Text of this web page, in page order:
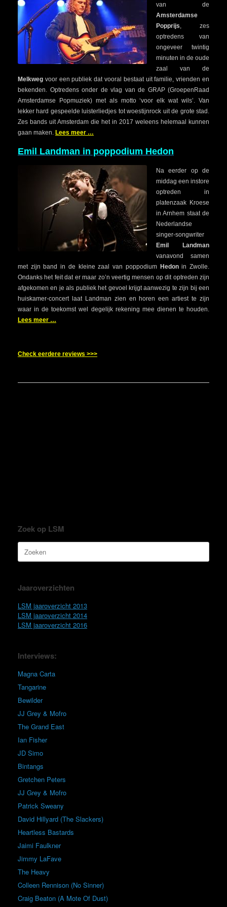
van de
Amsterdamse
Popprijs, zes
optredens van
ongeveer twintig
minuten in de oude
zaal van de
Melkweg voor een publiek dat vooral bestaat uit familie, vrienden en
bekenden. Optredens onder de vlag van de GRAP (GroepenRaad
Amsterdamse Popmuziek) met als motto ‘voor elk wat wils’. Van
lekker hard gespeelde luisterliedjes tot woestijnrock uit de grote stad.
Zes bands uit Amsterdam die het in 2017 weleens helemaal kunnen
gaan maken. Lees meer …
Emil Landman in poppodium Hedon
Na eerder op de
middag een instore
optreden in
platenzaak Kroese
in Arnhem staat de
Nederlandse
singer-songwriter
Emil Landman
vanavond samen
met zijn band in de kleine zaal van poppodium Hedonin Zwolle.
Ondanks het feit dat er maar zo’n veertig mensen op dit optreden zijn
afgekomen en je als publiek het gevoel krijgt aanwezig te zijn bij een
huiskamer-concert laat Landman zien en horen een artiest te zijn
waar in de toekomst wel degelijk rekening mee dienen te houden.
Lees meer …
Check eerdere reviews >>>
Zoek op LSM
naar:
Jaaroverzichten
LSM jaaroverzicht 2013
LSM jaaroverzicht 2014
LSM jaaroverzicht 2016
Interviews:
Magna Carta
Tangarine
Bewilder
JJ Grey & Mofro
The Grand East
Ian Fisher
JD Simo
Bintangs
Gretchen Peters
JJ Grey & Mofro
Patrick Sweany
David Hillyard (The Slackers)
Heartless Bastards
Jaimi Faulkner
Jimmy LaFave
The Heavy
Colleen Rennison (No Sinner)
Craig Beaton (A Mote Of Dust)